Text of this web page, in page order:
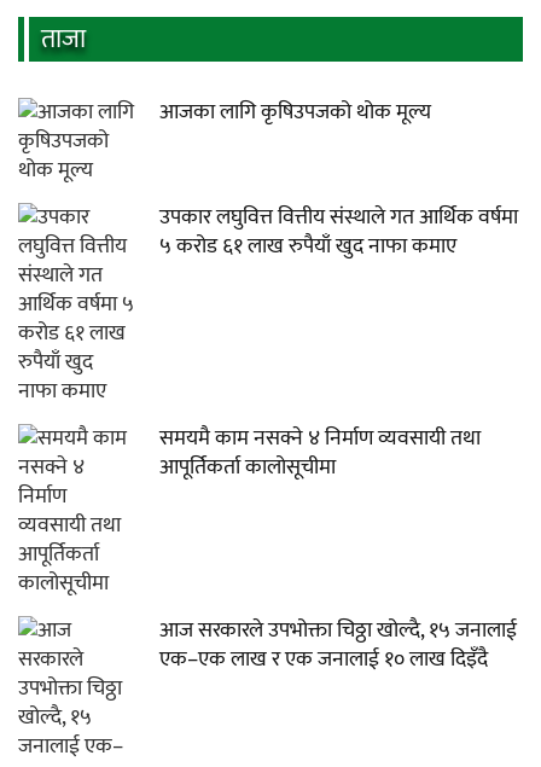
ताजा
आजका लागि कृषिउपजको थोक मूल्य
उपकार लघुवित्त वित्तीय संस्थाले गत आर्थिक वर्षमा
५ करोड ६१ लाख रुपैयाँ खुद नाफा कमाए
समयमै काम नसक्ने ४ निर्माण व्यवसायी तथा
आपूर्तिकर्ता कालोसूचीमा
आज सरकारले उपभोक्ता चिठ्ठा खोल्दै, १५ जनालाई
एक–एक लाख र एक जनालाई १० लाख दिइँदै